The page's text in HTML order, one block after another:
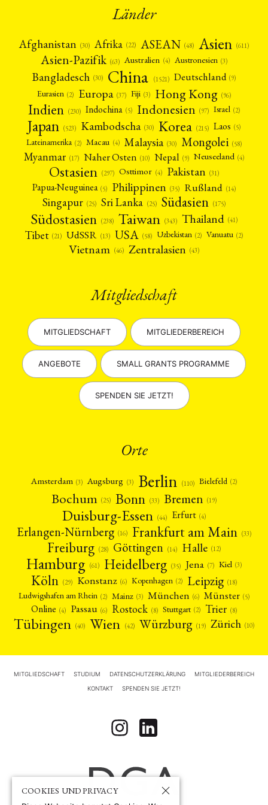
Länder
Afghanistan (30) Afrika (22) ASEAN (48) Asien (611)
Asien-Pazifik (63) Australien (4) Austronesien (3)
Bangladesch (30) China (1521) Deutschland (9)
Eurasien (2) Europa (37) Fiji (3) Hong Kong (96)
Indien (230) Indochina (5) Indonesien (97) Israel (2)
Japan (523) Kambodscha (30) Korea (215) Laos (5)
Lateinamerika (2) Macau (4) Malaysia (30) Mongolei (58)
Myanmar (17) Naher Osten (10) Nepal (9) Neuseeland (4)
Ostasien (297) Osttimor (4) Pakistan (31)
Papua-Neuguinea (5) Philippinen (35) Rußland (14)
Singapur (25) Sri Lanka (25) Südasien (175)
Südostasien (238) Taiwan (343) Thailand (41)
Tibet (21) UdSSR (13) USA (58) Uzbekistan (2) Vanuatu (2)
Vietnam (46) Zentralasien (43)
Mitgliedschaft
MITGLIEDSCHAFT MITGLIEDERBEREICH
ANGEBOTE SMALL GRANTS PROGRAMME
SPENDEN SIE JETZT!
Orte
Amsterdam (3) Augsburg (3) Berlin (110) Bielefeld (2)
Bochum (25) Bonn (33) Bremen (19)
Duisburg-Essen (44) Erfurt (4)
Erlangen-Nürnberg (16) Frankfurt am Main (33)
Freiburg (28) Göttingen (14) Halle (12)
Hamburg (61) Heidelberg (35) Jena (7) Kiel (3)
Köln (29) Konstanz (6) Kopenhagen (2) Leipzig (18)
Ludwigshafen am Rhein (2) Mainz (3) München (6) Münster (5)
Online (4) Passau (6) Rostock (8) Stuttgart (2) Trier (8)
Tübingen (40) Wien (42) Würzburg (19) Zürich (10)
MITGLIEDSCHAFT STUDIUM DATENSCHUTZERKLÄRUNG MITGLIEDERBEREICH
KONTAKT SPENDEN SIE JETZT!
COOKIES UND PRIVACY